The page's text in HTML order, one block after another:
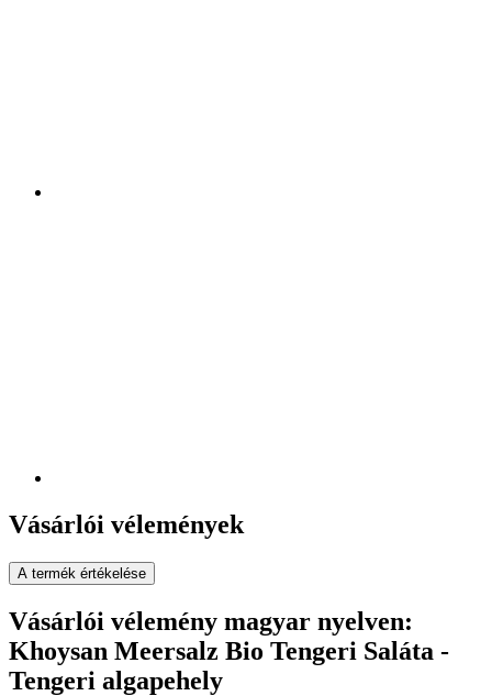
Vásárlói vélemények
A termék értékelése
Vásárlói vélemény magyar nyelven:
Khoysan Meersalz Bio Tengeri Saláta -
Tengeri algapehely